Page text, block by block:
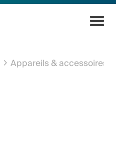
Appareils & accessoires